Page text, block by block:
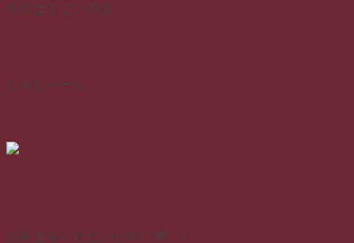
今日はすごいのよ。
じゃじゃーん
お弁当をいただいたの( ´艸｀)